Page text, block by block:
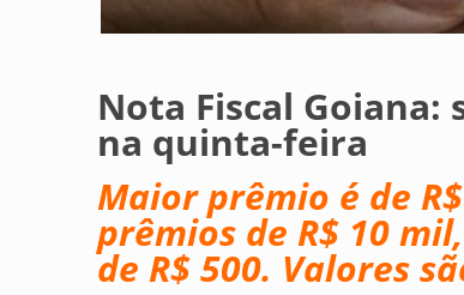
Nota Fiscal Goiana:
na quinta-feira
Maior prêmio é de
prêmios de R$ 10
de R$ 500. Valores